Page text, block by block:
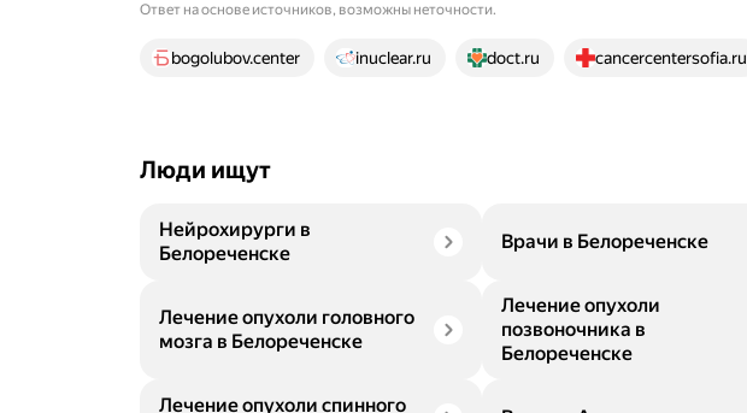
Ответ на основе источников, возможны неточности.
12 источников
bogolubov.center inuclear.ru doct.ru cancercentersofia.ru
Люди ищут
Нейрохирурги в
Белореченске
Врачи в Белореченске
Лечение опухоли головного
мозга в Белореченске
Лечение опухоли
позвоночника в
Белореченске
Лечение опухоли спинного